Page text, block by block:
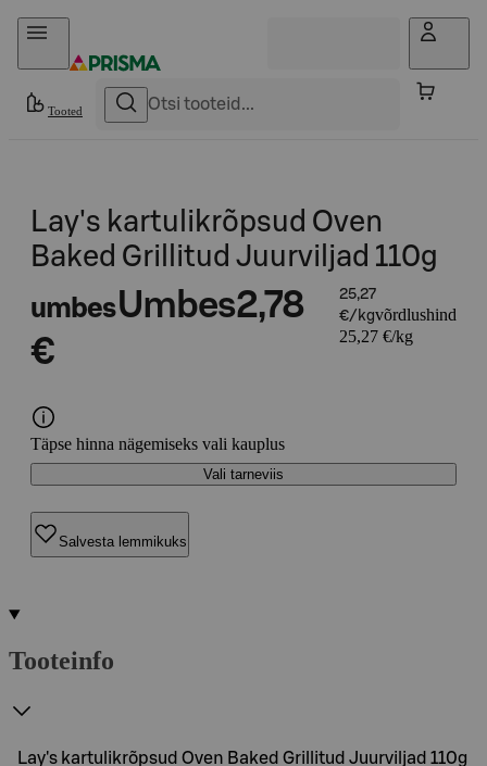
Otse sisu juurde
Tooted
Lay's kartulikrõpsud Oven
Baked Grillitud Juurviljad 110g
umbesUmbes2,78
€
25,27
€/kgvõrdlushind
25,27 €/kg
Täpse hinna nägemiseks vali kauplus
Vali tarneviis
Salvesta lemmikuks
Tooteinfo
Lay's kartulikrõpsud Oven Baked Grillitud Juurviljad 110g